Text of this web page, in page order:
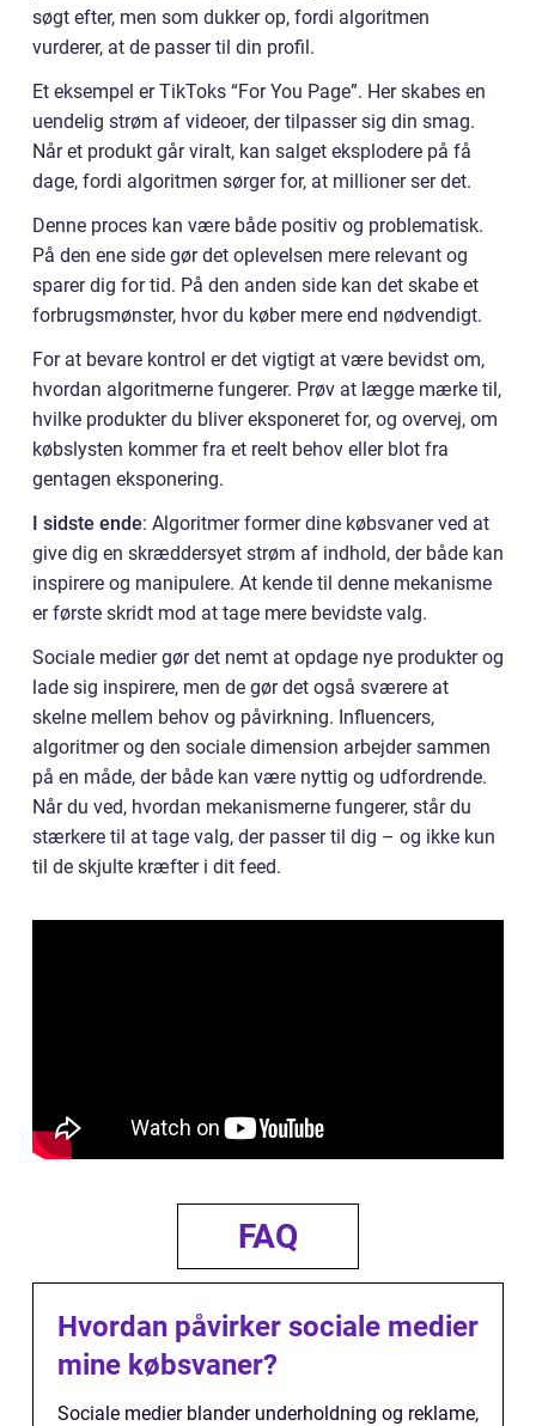
søgt efter, men som dukker op, fordi algoritmen
vurderer, at de passer til din profil.
Et eksempel er TikToks “For You Page”. Her skabes en
uendelig strøm af videoer, der tilpasser sig din smag.
Når et produkt går viralt, kan salget eksplodere på få
dage, fordi algoritmen sørger for, at millioner ser det.
Denne proces kan være både positiv og problematisk.
På den ene side gør det oplevelsen mere relevant og
sparer dig for tid. På den anden side kan det skabe et
forbrugsmønster, hvor du køber mere end nødvendigt.
For at bevare kontrol er det vigtigt at være bevidst om,
hvordan algoritmerne fungerer. Prøv at lægge mærke til,
hvilke produkter du bliver eksponeret for, og overvej, om
købslysten kommer fra et reelt behov eller blot fra
gentagen eksponering.
I sidste ende: Algoritmer former dine købsvaner ved at
give dig en skræddersyet strøm af indhold, der både kan
inspirere og manipulere. At kende til denne mekanisme
er første skridt mod at tage mere bevidste valg.
Sociale medier gør det nemt at opdage nye produkter og
lade sig inspirere, men de gør det også sværere at
skelne mellem behov og påvirkning. Influencers,
algoritmer og den sociale dimension arbejder sammen
på en måde, der både kan være nyttig og udfordrende.
Når du ved, hvordan mekanismerne fungerer, står du
stærkere til at tage valg, der passer til dig – og ikke kun
til de skjulte kræfter i dit feed.
FAQ
Hvordan påvirker sociale medier
mine købsvaner?
Sociale medier blander underholdning og reklame,